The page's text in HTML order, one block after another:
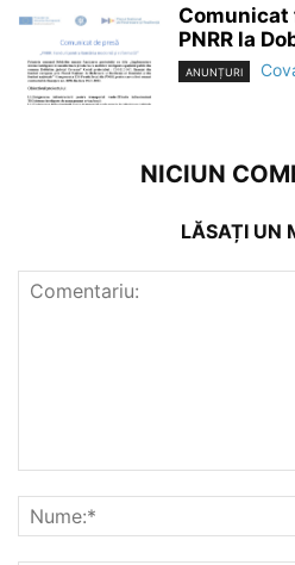
PNRR la
ANUNȚURI
NICIUN
LĂSAȚI UN